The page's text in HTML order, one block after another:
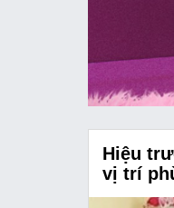
Thị
động